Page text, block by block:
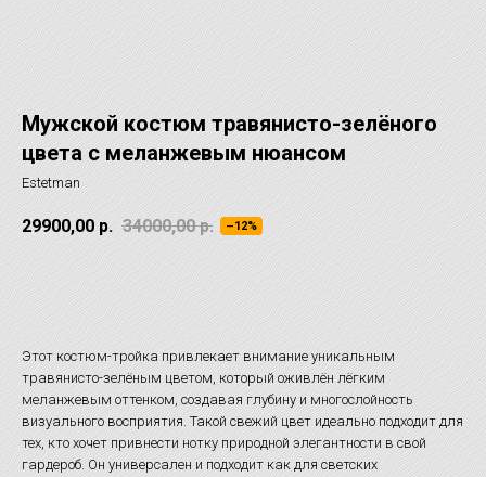
Мужской костюм травянисто-зелёного
цвета с меланжевым нюансом
Estetman
29900,00 р. 34000,00 р. –12%
ОТЛОЖИТЬ НА ПРИМЕРКУ
Этот костюм-тройка привлекает внимание уникальным
травянисто-зелёным цветом, который оживлён лёгким
меланжевым оттенком, создавая глубину и многослойность
визуального восприятия. Такой свежий цвет идеально подходит для
тех, кто хочет привнести нотку природной элегантности в свой
гардероб. Он универсален и подходит как для светских